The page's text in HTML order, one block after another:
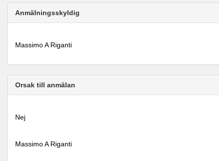
Anmälningsskyldig
Massimo A Riganti
Orsak till anmälan
Nej
Massimo A Riganti